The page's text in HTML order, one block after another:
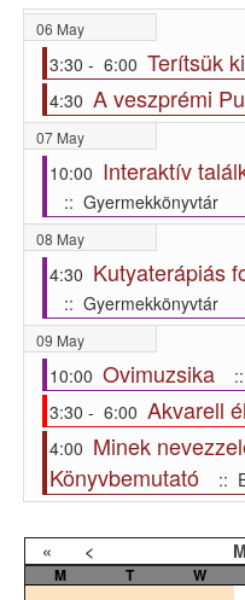
06 May
3:30 - 6:00 Terítsük
4:30 A veszprémi
07 May
10:00 Interaktív
:: Gyermekkönyvtár
08 May
4:30 Kutyaterápiás
:: Gyermekkönyvtár
09 May
10:00 Ovimuzsika
3:30 - 6:00 Akvarell
4:00 Minek
Könyvbemutató
::
« <
M T W